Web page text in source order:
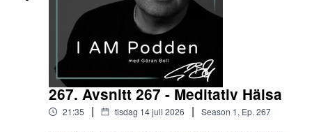
267. Avsnitt 267 - Meditativ Hälsa
21:35 | tisdag 14 juli 2026 | Season 1, Ep. 267